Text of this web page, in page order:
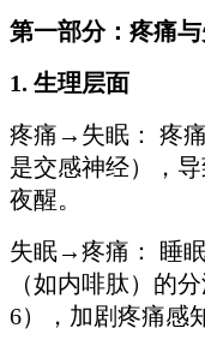
第一部分：疼痛
1. 生理层面
疼痛→失眠： 疼
是交感神经），
夜醒。
失眠→疼痛： 睡
（如内啡肽）的
6），加剧疼痛感